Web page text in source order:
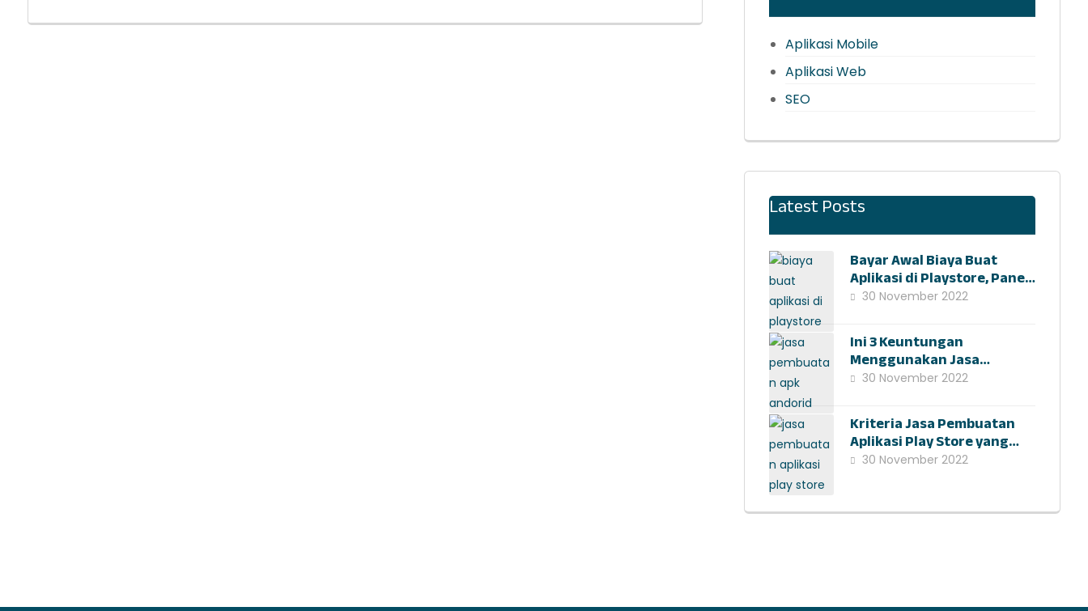
Aplikasi Mobile
Aplikasi Web
SEO
Latest Posts
Bayar Awal Biaya Buat
Aplikasi di Playstore, Panen
Hasil Investasi Kemudian
30 November 2022
Ini 3 Keuntungan
Menggunakan Jasa
Pembuatan Apk Android
30 November 2022
Kriteria Jasa Pembuatan
Aplikasi Play Store yang
Tepat dan Profesional
30 November 2022